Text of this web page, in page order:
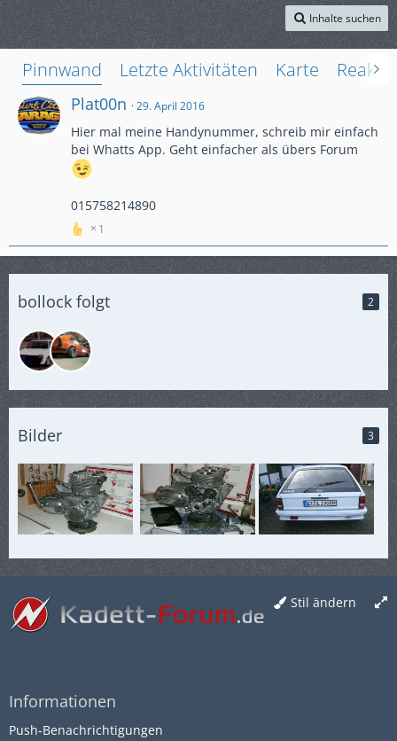
Inhalte suchen
Pinnwand Letzte Aktivitäten Karte
Plat00n 29. April 2016
Hier mal meine Handynummer, schreib mir einfach
bei Whatts App. Geht einfacher als übers Forum
015758214890
1
bollock folgt 2
Bilder 3
Stil ändern
Informationen
Push-Benachrichtigungen